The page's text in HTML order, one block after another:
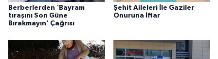
Berberlerden 'Bayram
tıraşını Son Güne
Bırakmayın' Çağrısı
Şehit Aileleri İle Gaziler
Onuruna İftar